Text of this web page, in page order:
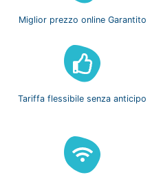
Miglior prezzo online Garantito
Tariffa flessibile senza anticipo